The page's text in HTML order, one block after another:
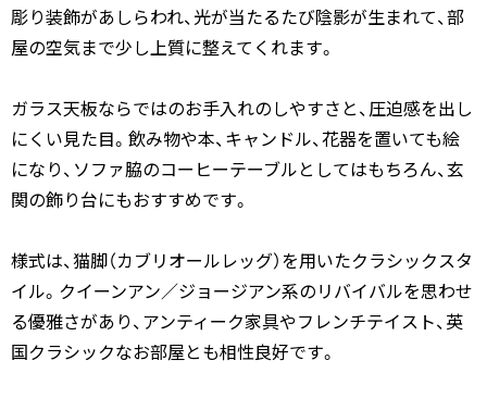
彫り装飾があしらわれ、光が当たるたび陰影が生まれて、部
屋の空気まで少し上質に整えてくれます。
ガラス天板ならではのお手入れのしやすさと、圧迫感を出し
にくい見た目。飲み物や本、キャンドル、花器を置いても絵
になり、ソファ脇のコーヒーテーブルとしてはもちろん、玄
関の飾り台にもおすすめです。
様式は、猫脚（カブリオールレッグ）を用いたクラシックスタ
イル。クイーンアン／ジョージアン系のリバイバルを思わせ
る優雅さがあり、アンティーク家具やフレンチテイスト、英
国クラシックなお部屋とも相性良好です。